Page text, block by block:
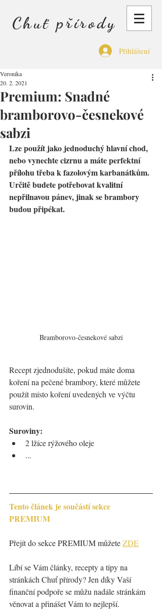
Chuť přírody
Přihlášení
Premium: Snadné
bramborovo-česnekové
sabzi
Veronika
20. 2. 2021
Lze použít jako jednoduchý hlavní chod,
nebo vynechte cizrnu a máte perfektní
přílohu třeba k fazolovým karbanátkům.
Určitě budete potřebovat kvalitní
nepřilnavou pánev, jinak se brambory
budou připékat.
Bramborovo-česnekové sabzi
Recept zjednodušíte, pokud máte doma
koření na pečené brambory, které můžete
použít místo koření uvedených ve výčtu
surovin.
Suroviny:
2 lžíce rýžového oleje
...
Tento článek je součástí sekce
PREMIUM
Přejít do sekce PREMIUM můžete ZDE
Líbí se Vám články, recepty a tipy na
stránkách Chuť přírody? Jen díky Vaší
finanční podpoře se můžu nadále stránkám
věnovat a přinášet Vám to nejlepší.